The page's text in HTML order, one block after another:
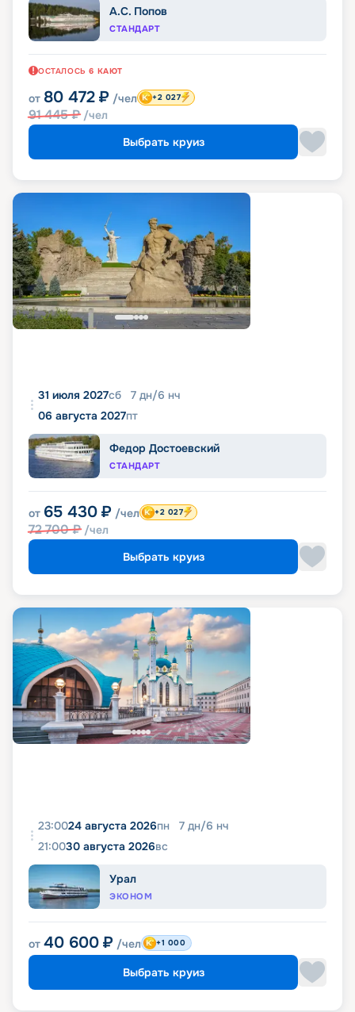
А.С. Попов
СТАНДАРТ
ОСТАЛОСЬ 6 КАЮТ
от 80 472 ₽ /чел
91 445₽ /чел
+2 027
Выбрать круиз
31 июля 2027сб 7 дн/6 нч
06 августа 2027пт
Федор Достоевский
СТАНДАРТ
от 65 430 ₽ /чел
72 700₽ /чел
+2 027
Выбрать круиз
23:0024 августа 2026пн 7 дн/6 нч
21:0030 августа 2026вс
Урал
ЭКОНОМ
от 40 600 ₽ /чел +1 000
Выбрать круиз